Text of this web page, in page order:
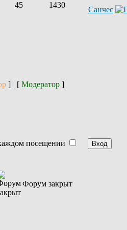
45 1430
Санчес
] [ Модератор ]
посещении
Форум закрыт